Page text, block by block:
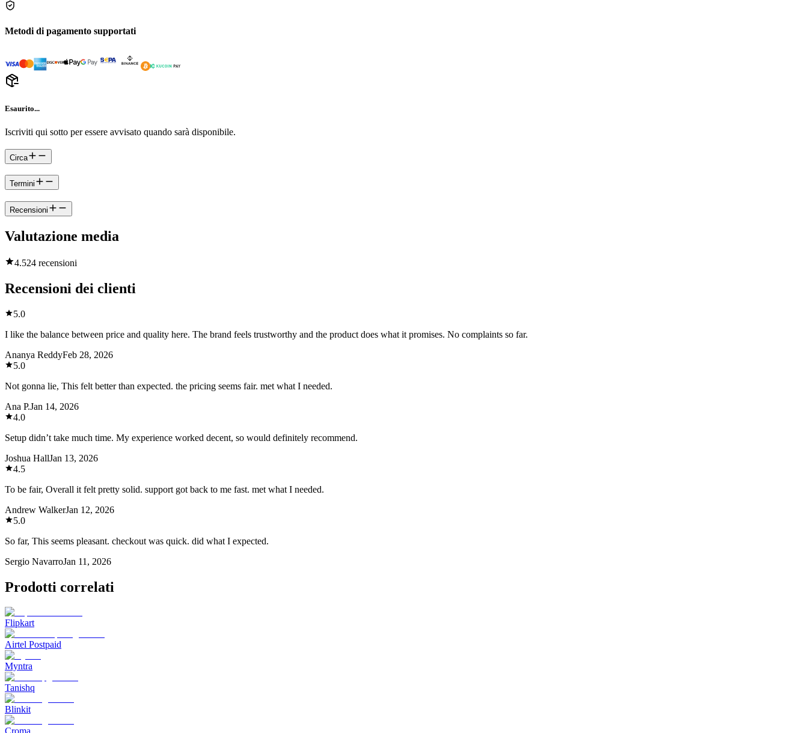
Metodi di pagamento supportati
Esaurito...
Iscriviti qui sotto per essere avvisato quando sarà disponibile.
Circa
Termini
Recensioni
Valutazione media
4.524 recensioni
Recensioni dei clienti
5.0
I like the balance between price and quality here. The brand feels trustworthy and the product does what it promises. No complaints so far.
Ananya ReddyFeb 28, 2026
5.0
Not gonna lie, This felt better than expected. the pricing seems fair. met what I needed.
Ana P.Jan 14, 2026
4.0
Setup didn’t take much time. My experience worked decent, so would definitely recommend.
Joshua HallJan 13, 2026
4.5
To be fair, Overall it felt pretty solid. support got back to me fast. met what I needed.
Andrew WalkerJan 12, 2026
5.0
So far, This seems pleasant. checkout was quick. did what I expected.
Sergio NavarroJan 11, 2026
Prodotti correlati
Flipkart
Airtel Postpaid
Myntra
Tanishq
Blinkit